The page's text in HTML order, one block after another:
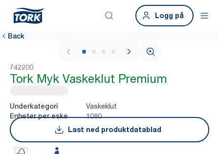
Logg på
Back
1 / 4
742200
Tork Myk Vaskeklut Premium
Underkategori Vaskeklut
Enheter per eske
1080
Last ned produktdatablad